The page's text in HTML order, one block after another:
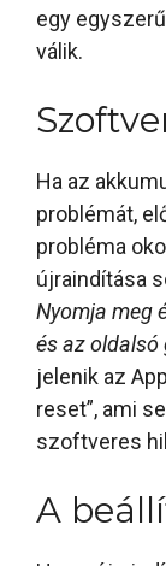
egy
válik.
Ha az
problémát,
probléma
újraindítása
Nyomja meg
és az oldalsó
jelenik az
reset”, ami
szoftveres
A